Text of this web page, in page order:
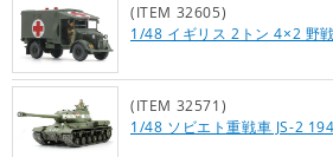
(ITEM 32605)
1/48 イギリス 2トン 4×2 野
(ITEM 32571)
1/48 ソビエト重戦車 JS-2